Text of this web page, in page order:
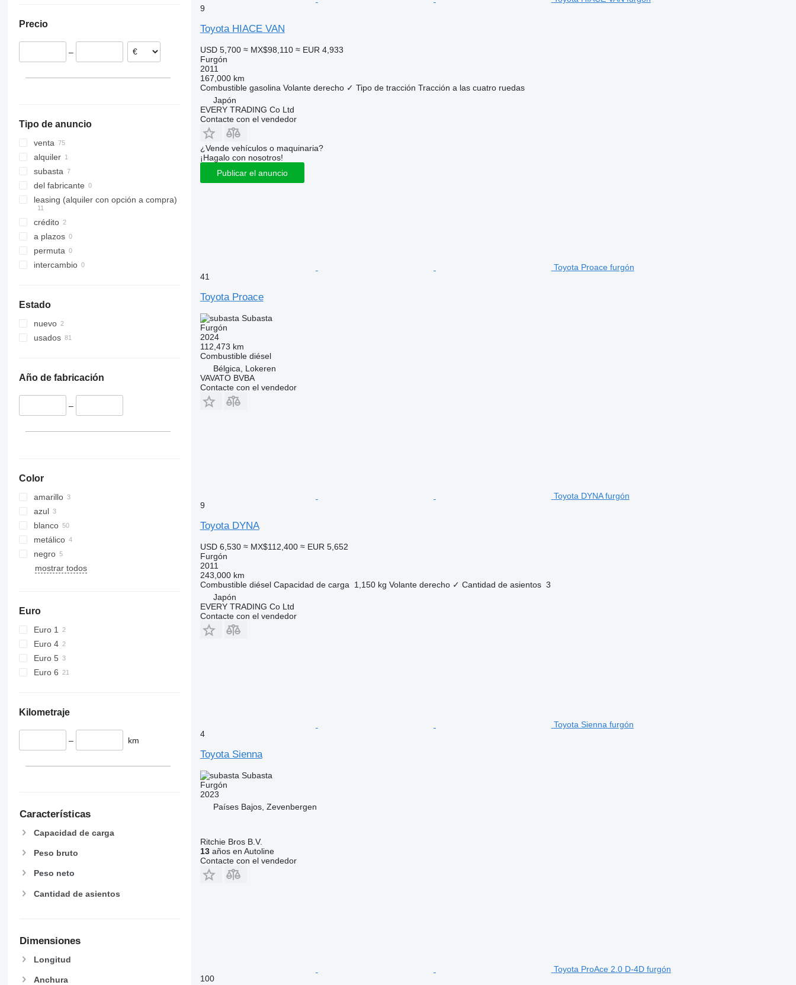
Alemania
Suecia
Precio
–
Tipo de anuncio
venta
alquiler
subasta
del fabricante
leasing (alquiler con opción a compra)
crédito
a plazos
permuta
intercambio
Estado
nuevo
usados
Año de fabricación
–
Color
amarillo
azul
blanco
metálico
negro
mostrar todos
Euro
Euro 1
Euro 4
Euro 5
Euro 6
Kilometraje
– km
Características
Capacidad de carga
Peso bruto
Peso neto
Cantidad de asientos
Dimensiones
Longitud
Anchura
9
Toyota HIACE VAN
USD 5,700 ≈ MX$98,110 ≈ EUR 4,933
Furgón
2011
167,000 km
Combustible gasolina Volante derecho ✓ Tipo de tracción Tracción a las cuatro ruedas
Japón
EVERY TRADING Co Ltd
Contacte con el vendedor
¿Vende vehículos o maquinaria?
¡Hagalo con nosotros!
Publicar el anuncio
Toyota Proace furgón
41
Toyota Proace
Subasta
Furgón
2024
112,473 km
Combustible diésel
Bélgica, Lokeren
VAVATO BVBA
Contacte con el vendedor
Toyota DYNA furgón
9
Toyota DYNA
USD 6,530 ≈ MX$112,400 ≈ EUR 5,652
Furgón
2011
243,000 km
Combustible diésel Capacidad de carga 1,150 kg Volante derecho ✓ Cantidad de asientos 3
Japón
EVERY TRADING Co Ltd
Contacte con el vendedor
Toyota Sienna furgón
4
Toyota Sienna
Subasta
Furgón
2023
Países Bajos, Zevenbergen
Ritchie Bros B.V.
13años en Autoline
Contacte con el vendedor
Toyota ProAce 2.0 D-4D furgón
100